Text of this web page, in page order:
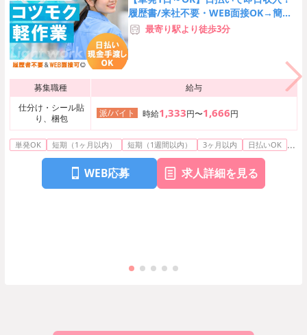
履歴書/来社不要・WEB面接OK→簡単
オンライン登録♪
最寄り駅より徒歩3分
募集職種
給与
仕分け・シール貼
り、梱包
派/バイト 時給1,333円〜1,666円
単発OK 短期（1ヶ月以内） 短期（1週間以内） 3ヶ月以内 日払いOK ...
WEB応募 求人詳細を見る